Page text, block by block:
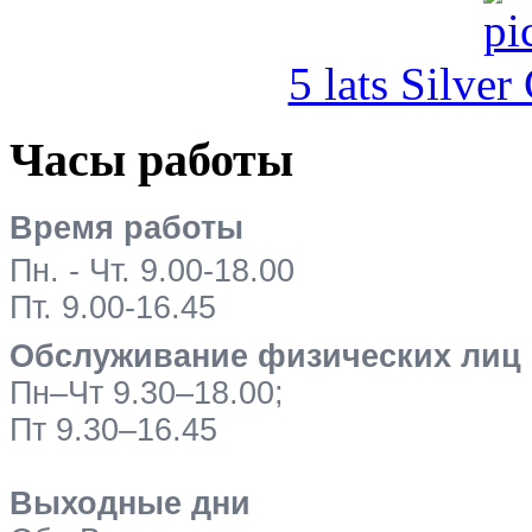
5 lats Silver
Часы работы
Время работы
Пн. - Чт. 9.00-18.00
Пт. 9.00-16.45
Обслуживание физических лиц
Пн–Чт 9.30–18.00;
Пт 9.30–16.45
Выходные дни